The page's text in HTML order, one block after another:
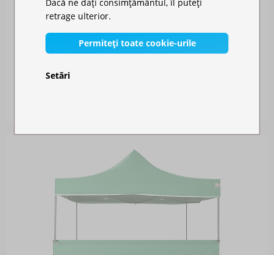
Dacă ne dați consimțământul, îl puteți
retrage ulterior.
Permiteți toate cookie-urile
Setări